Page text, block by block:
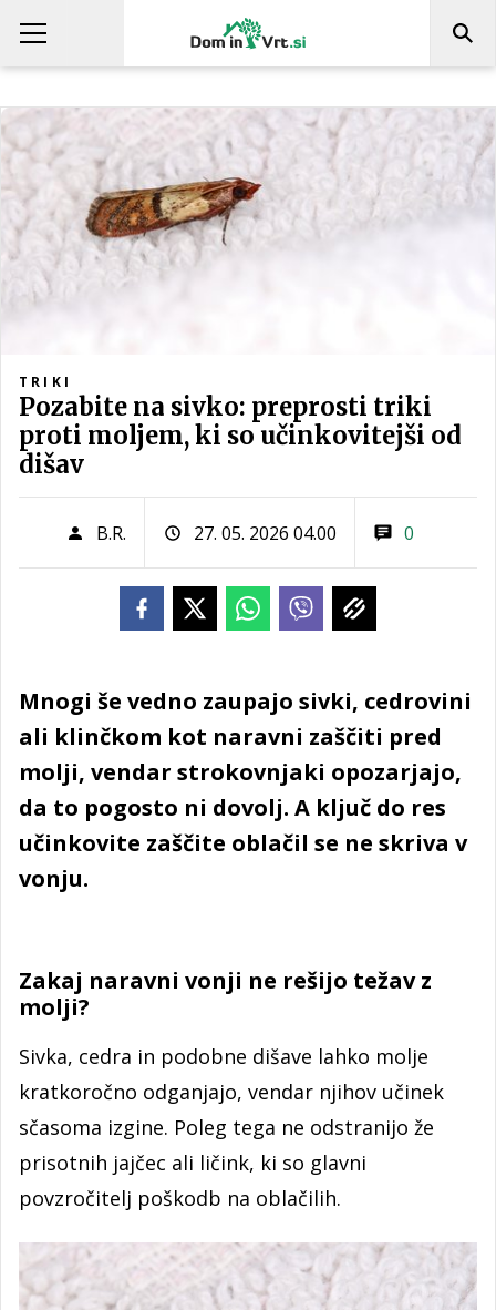
TRIKI
Pozabite na sivko: preprosti triki
proti moljem, ki so učinkovitejši od
dišav
B.R. 27. 05. 2026 04.00 0
Mnogi še vedno zaupajo sivki, cedrovini
ali klinčkom kot naravni zaščiti pred
molji, vendar strokovnjaki opozarjajo,
da to pogosto ni dovolj. A ključ do res
učinkovite zaščite oblačil se ne skriva v
vonju.
Zakaj naravni vonji ne rešijo težav z
molji?
Sivka, cedra in podobne dišave lahko molje
kratkoročno odganjajo, vendar njihov učinek
sčasoma izgine. Poleg tega ne odstranijo že
prisotnih jajčec ali ličink, ki so glavni
povzročitelj poškodb na oblačilih.